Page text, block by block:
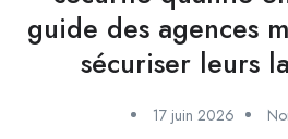
guide des agences
sécuriser leurs
17 juin 2026